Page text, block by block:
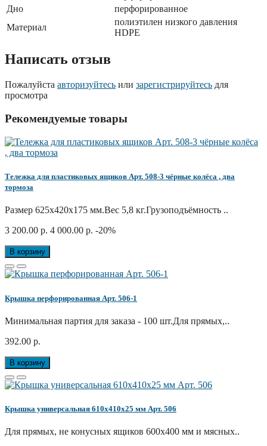
Дно
перфорированное
Материал
полиэтилен низкого давления
HDPE
Написать отзыв
Пожалуйста авторизуйтесь или зарегистрируйтесь для
просмотра
Рекомендуемые товары
Тележка для пластиковых ящиков Арт. 508-3 чёрные колёса , два
тормоза
Размер 625х420х175 мм.Вес 5,8 кг.Грузоподъёмность ..
3 200.00 р. 4 000.00 р. -20%
В корзину
Крышка перфорированная Арт. 506-1
Минимальная партия для заказа - 100 шт.Для прямых,..
392.00 р.
В корзину
Крышка универсальная 610x410x25 мм Арт. 506
Для прямых, не конусных ящиков 600x400 мм и мясных..